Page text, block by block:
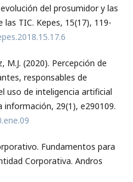
del prosumidor y las
TIC. Kepes, 15(17), 119-
M.J. (2020). Percepción de
responsables de
uso de inteligencia artificial
29(1), e290109.
Fundamentos para
Corporativa. Andros